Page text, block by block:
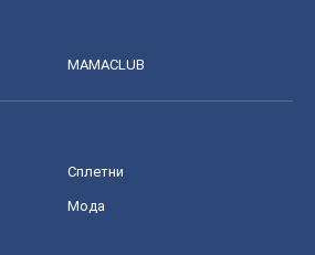
MAMACLUB
Сплетни
Мода